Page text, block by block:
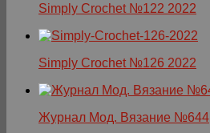
Simply Crochet №122 2022
Simply Crochet №126 2022
Журнал Мод. Вязание №644